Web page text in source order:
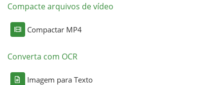
Compacte arquivos de vídeo
Compactar MP4
Converta com OCR
Imagem para Texto